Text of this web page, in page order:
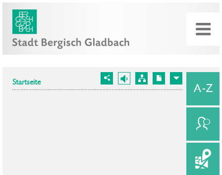
Startseite